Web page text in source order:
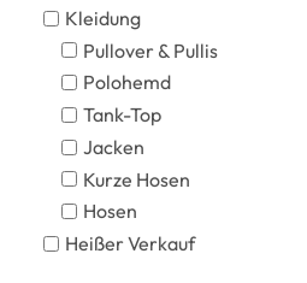
Kleidung
Pullover & Pullis
Polohemd
Tank-Top
Jacken
Kurze Hosen
Hosen
Heißer Verkauf